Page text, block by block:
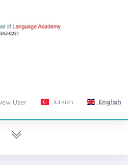
User Turkish English